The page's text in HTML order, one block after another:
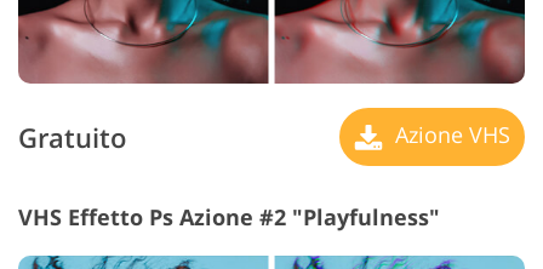
Gratuito Azione VHS
VHS Effetto Ps Azione #2 "Playfulness"